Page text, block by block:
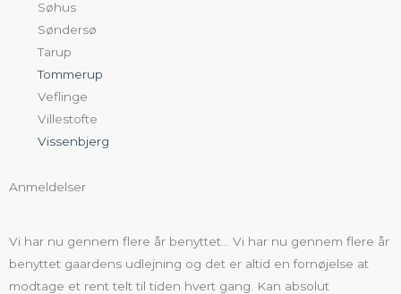
Søhus
Søndersø
Tarup
Tommerup
Veflinge
Villestofte
Vissenbjerg
Anmeldelser
Vi har nu gennem flere år benyttet… Vi har nu gennem flere år
benyttet gaardens udlejning og det er altid en fornøjelse at
modtage et rent telt til tiden hvert gang. Kan absolut